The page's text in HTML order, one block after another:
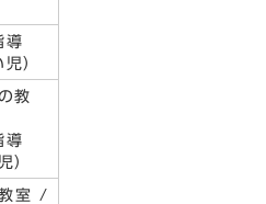
導
）
教
導
児）
室 /